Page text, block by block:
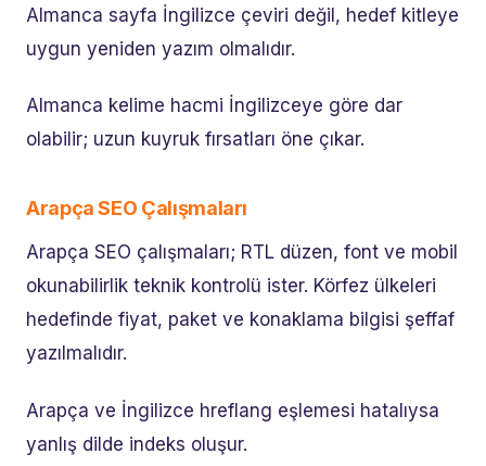
Almanca sayfa İngilizce çeviri değil, hedef kitleye
uygun yeniden yazım olmalıdır.
Almanca kelime hacmi İngilizceye göre dar
olabilir; uzun kuyruk fırsatları öne çıkar.
Arapça SEO Çalışmaları
Arapça SEO çalışmaları; RTL düzen, font ve mobil
okunabilirlik teknik kontrolü ister. Körfez ülkeleri
hedefinde fiyat, paket ve konaklama bilgisi şeffaf
yazılmalıdır.
Arapça ve İngilizce hreflang eşlemesi hatalıysa
yanlış dilde indeks oluşur.